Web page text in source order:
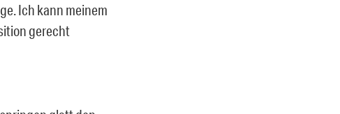
Ich kann meinem
gerecht